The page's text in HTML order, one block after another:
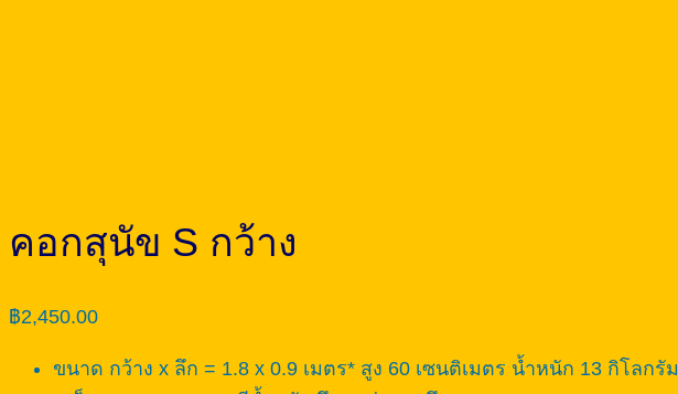
คอกสุนัข S กว้าง
฿2,450.00
ขนาด กว้าง x ลึก = 1.8 x 0.9 เมตร* สูง 60 เซนติเมตร น้ำหนัก 13 กิโลกรัม